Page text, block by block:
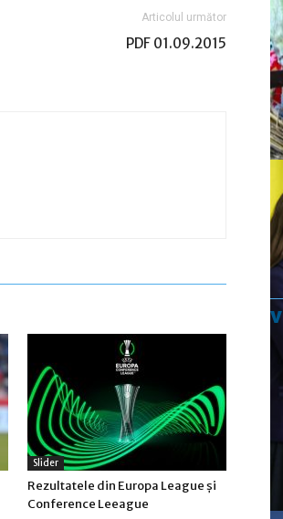
Articolul următor
PDF 01.09.2015
Slider
Rezultatele din Europa League şi
Conference Leeague